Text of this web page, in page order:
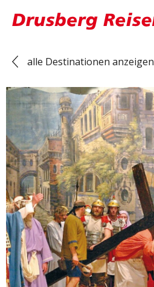
alle Destinationen anzeigen